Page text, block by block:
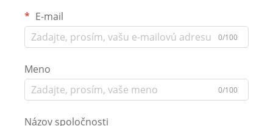
E-mail
0/100
Meno
0/100
Názov spoločnosti